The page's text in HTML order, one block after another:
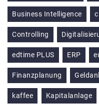
Business Intelligence
Controlling
edtime PLUS ERP
Finanzplanung
kaffee Kapitalanlage